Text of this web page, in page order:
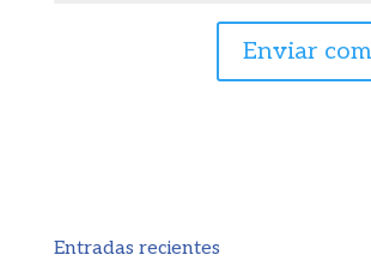
Entradas recientes